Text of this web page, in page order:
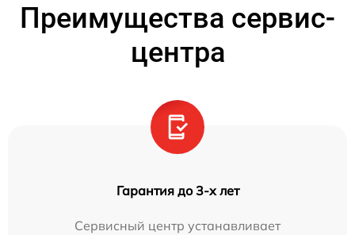
Преимущества сервис-
центра
Гарантия до 3-х лет
Сервисный центр устанавливает